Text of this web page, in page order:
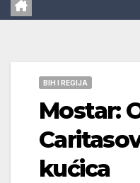
BIH I REGIJA
Mostar:
kućica